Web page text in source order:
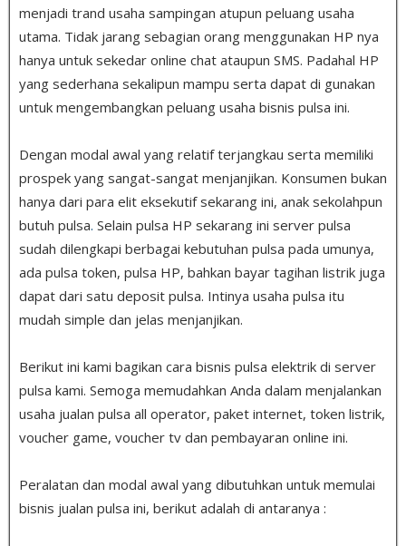
menjadi trand usaha sampingan atupun peluang usaha
utama. Tidak jarang sebagian orang menggunakan HP nya
hanya untuk sekedar online chat ataupun SMS. Padahal HP
yang sederhana sekalipun mampu serta dapat di gunakan
untuk mengembangkan peluang usaha bisnis pulsa ini.
Dengan modal awal yang relatif terjangkau serta memiliki
prospek yang sangat-sangat menjanjikan. Konsumen bukan
hanya dari para elit eksekutif sekarang ini, anak sekolahpun
butuh pulsa. Selain pulsa HP sekarang ini server pulsa
sudah dilengkapi berbagai kebutuhan pulsa pada umunya,
ada pulsa token, pulsa HP, bahkan bayar tagihan listrik juga
dapat dari satu deposit pulsa. Intinya usaha pulsa itu
mudah simple dan jelas menjanjikan.
Berikut ini kami bagikan cara bisnis pulsa elektrik di server
pulsa kami. Semoga memudahkan Anda dalam menjalankan
usaha jualan pulsa all operator, paket internet, token listrik,
voucher game, voucher tv dan pembayaran online ini.
Peralatan dan modal awal yang dibutuhkan untuk memulai
bisnis jualan pulsa ini, berikut adalah di antaranya :